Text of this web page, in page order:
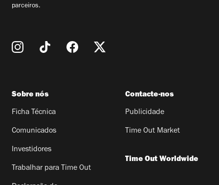
parceiros.
Sobre nós
Ficha Técnica
Comunicados
Investidores
Trabalhar para Time Out
Contacte-nos
Publicidade
Time Out Market
Time Out Worldwide